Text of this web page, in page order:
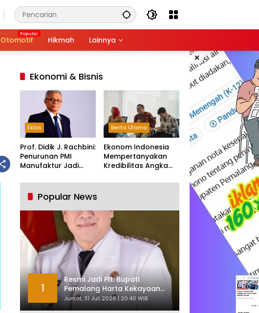
Otomotif Hikmah Lainnya
×
Ekonomi & Bisnis
Ekbis
Prof. Didik J. Rachbini:
Penurunan PMI
Manufaktur Jadi
Industri Nasional
Berita Utama
Ekonom Indonesia
Mempertanyakan
Kredibilitas Angka
Tumbuh Tapi Rapuh
Popular News
1
Resmi Jadi Plt. Bupati
Pemalang Harta Kekayaan
Nurkholes Sentuh Rp 12 Miliar
Jumat, 31 Juli 2026 | 20:40 WIB